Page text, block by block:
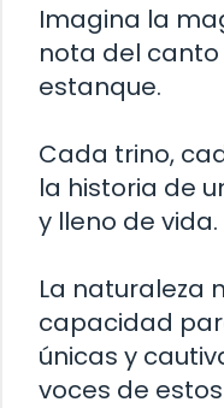
Imagina la
nota del
estanque.
Cada trino,
la historia de
y lleno de vida.
La naturaleza
capacidad
únicas y
voces de